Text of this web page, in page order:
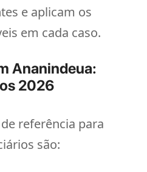
e aplicam os
em cada caso.
Ananindeua:
2026
referência para
são: